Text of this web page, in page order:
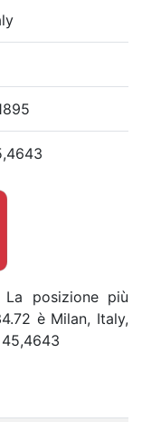
posizione più
è Milan, Italy,